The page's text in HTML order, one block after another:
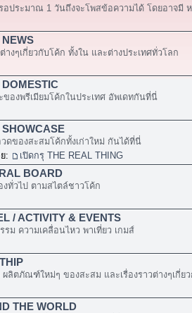
อประมาณ 1 วันถึงจะโพสข้อความได้ โดยอาจมี
างๆเกี่ยวกับโค้ก ทั้งใน และต่างประเทศทั่วโลก
ของพรีเมียมโค้กในประเทศ อัพเดทกันที่นี่
วดของสะสมโค้กทั้งเก่าใหม่ กันได้ที่นี่
:
เปิดกรุ THE REAL THING
BOARD
งทั่วไป ตามสไตล์ชาวโค้ก
/ ACTIVITY & EVENTS
รม ความเคลื่อนไหว พาเที่ยว เกมส์
ผลิตภัณฑ์ใหม่ๆ ของสะสม และเรื่องราวต่างๆเกี่ย
THE WORLD